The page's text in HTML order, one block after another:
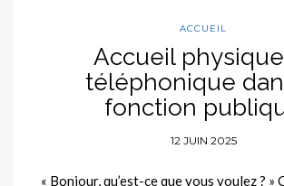
ACCUEIL
Accueil
téléphonique
fonction
12 JUIN 2025
« Bonjour, qu’est-ce que vous voulez ? »